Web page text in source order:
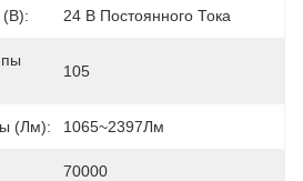
(В): 24 В Постоянного Тока
105
(лм): 1065~2397Лм
70000